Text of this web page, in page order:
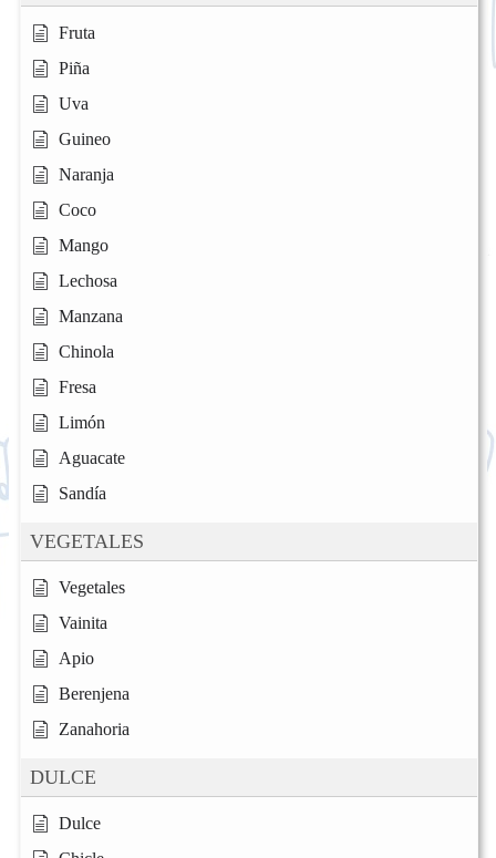
Fruta
Piña
Uva
Guineo
Naranja
Coco
Mango
Lechosa
Manzana
Chinola
Fresa
Limón
Aguacate
Sandía
VEGETALES
Vegetales
Vainita
Apio
Berenjena
Zanahoria
DULCE
Dulce